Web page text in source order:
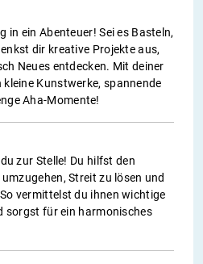
in ein Abenteuer! Sei es Basteln,
dir kreative Projekte aus,
Neues entdecken. Mit deiner
Kunstwerke, spannende
Aha-Momente!
zur Stelle! Du hilfst den
Streit zu lösen und
vermittelst du ihnen wichtige
sorgst für ein harmonisches